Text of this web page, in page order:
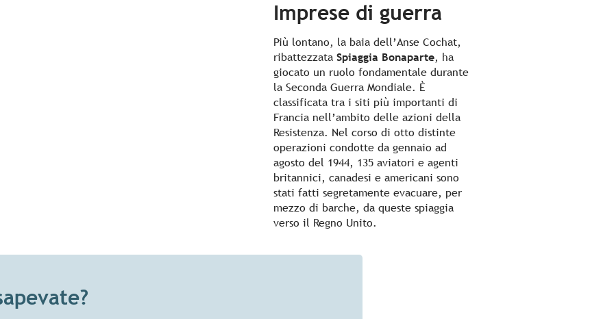
Imprese di guerra
Più lontano, la baia dell’Anse Cochat,
ribattezzata Spiaggia Bonaparte, ha
giocato un ruolo fondamentale durante
la Seconda Guerra Mondiale. È
classificata tra i siti più importanti di
Francia nell’ambito delle azioni della
Resistenza. Nel corso di otto distinte
operazioni condotte da gennaio ad
agosto del 1944, 135 aviatori e agenti
britannici, canadesi e americani sono
stati fatti segretamente evacuare, per
mezzo di barche, da queste spiaggia
verso il Regno Unito.